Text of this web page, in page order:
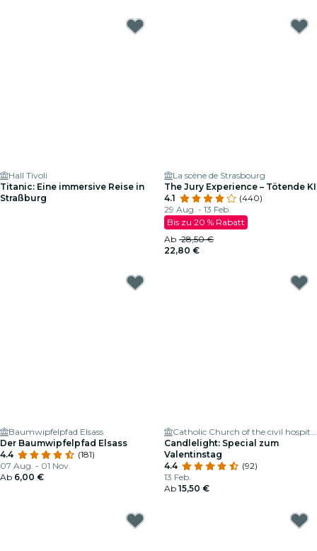
Hall Tivoli
Titanic: Eine immersive Reise in
Straßburg
La scène de Strasbourg
The Jury Experience – Tötende KI
4.1
(440)
29 Aug. - 13 Feb.
Bis zu 20 % Rabatt
Ab 28,50 €
22,80 €
Baumwipfelpfad Elsass
Der Baumwipfelpfad Elsass
4.4
(181)
07 Aug. - 01 Nov.
Ab 6,00 €
Catholic Church of the civil hospital
Candlelight: Special zum
Valentinstag
4.4
(92)
13 Feb.
Ab 15,50 €